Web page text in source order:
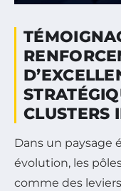
CLUSTERS
Dans un paysage
évolution, les
comme des